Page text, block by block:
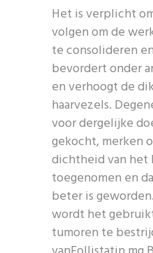
Het is verplicht
volgen om de
te consolideren
bevordert onder
en verhoogt de
haarvezels.
voor dergelijke
gekocht, merken
dichtheid van het
toegenomen en
beter is
wordt het
tumoren te